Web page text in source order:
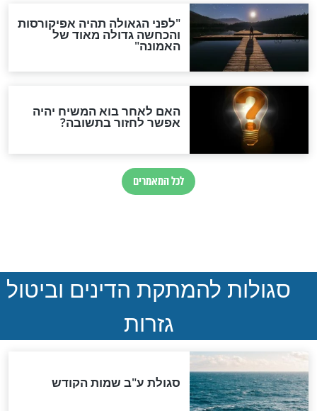
הותר לפרסום: לוחמי מילואים
נהרגו בדרום לבנון
ואיראן: בלי שקיפות ועם הרבה
סימני שאלה
שורדת השואה שחוגגת 100:
"מודה לקב"ה על כל השנים"